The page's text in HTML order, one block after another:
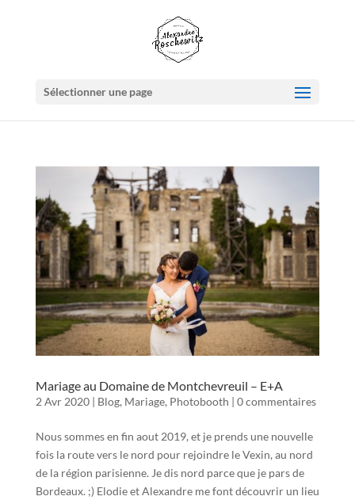
Sélectionner une page
Mariage au Domaine de Montchevreuil – E+A
2 Avr 2020| Blog, Mariage, Photobooth | 0 commentaires
Nous sommes en fin aout 2019, et je prends une nouvelle
fois la route vers le nord pour rejoindre le Vexin, au nord
de la région parisienne. Je dis nord parce que je pars de
Bordeaux. ;) Elodie et Alexandre me font découvrir un lieu